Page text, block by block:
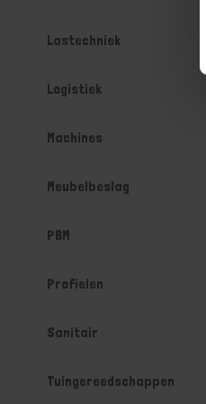
Lastechniek
Logistiek
Machines
Meubelbeslag
PBM
Profielen
Sanitair
Tuingereedschappen